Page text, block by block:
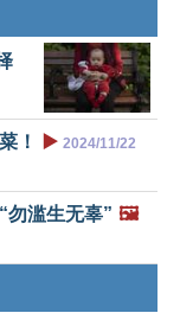
！ ▶️ 2024/11/22
勿滥生无辜” 🖼️